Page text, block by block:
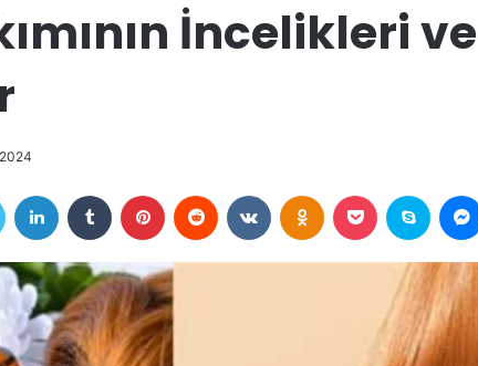
İncelikleri ve
Twitter LinkedIn Tumblr Pinterest Reddit VKontakteOdnoklassniki
Pocket Skype